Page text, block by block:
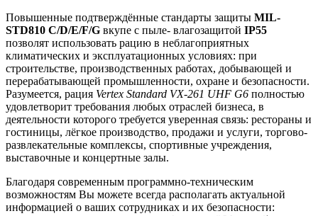
Повышенные подтверждённые стандарты защиты MIL-
STD810 C/D/E/F/G вкупе с пыле- влагозащитой IP55
позволят использовать рацию в неблагоприятных
климатических и эксплуатационных условиях: при
строительстве, производственных работах, добывающей и
перерабатывающей промышленности, охране и безопасности.
Разумеется, рация Vertex Standard VX-261 UHF G6 полностью
удовлетворит требования любых отраслей бизнеса, в
деятельности которого требуется уверенная связь: рестораны и
гостиницы, лёгкое производство, продажи и услуги, торгово-
развлекательные комплексы, спортивные учреждения,
выставочные и концертные залы.
Благодаря современным программно-техническим
возможностям Вы можете всегда располагать актуальной
информацией о ваших сотрудниках и их безопасности: